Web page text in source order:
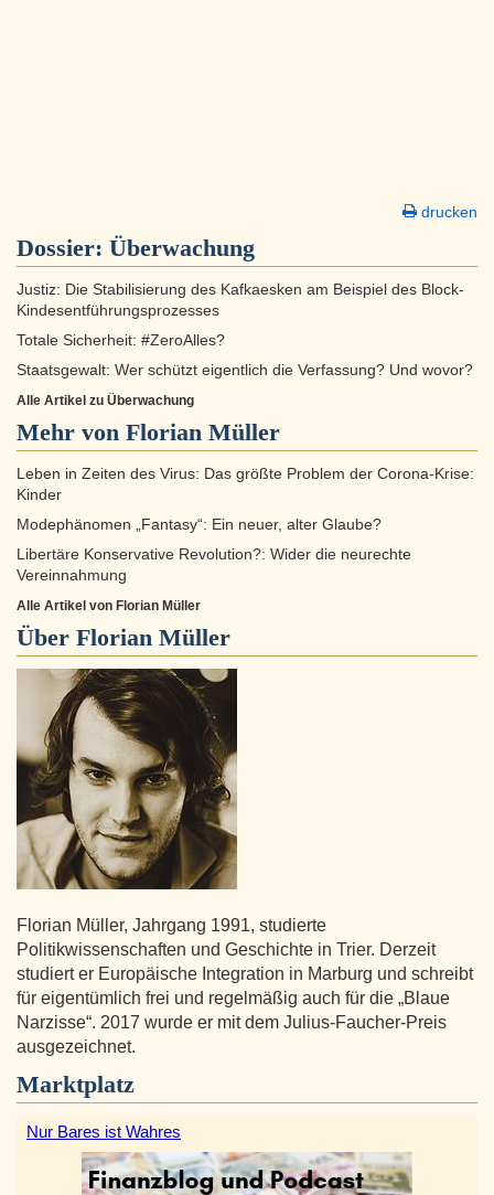
drucken
Dossier: Überwachung
Justiz: Die Stabilisierung des Kafkaesken am Beispiel des Block-
Kindesentführungsprozesses
Totale Sicherheit: #ZeroAlles?
Staatsgewalt: Wer schützt eigentlich die Verfassung? Und wovor?
Alle Artikel zu Überwachung
Mehr von Florian Müller
Leben in Zeiten des Virus: Das größte Problem der Corona-Krise:
Kinder
Modephänomen „Fantasy“: Ein neuer, alter Glaube?
Libertäre Konservative Revolution?: Wider die neurechte
Vereinnahmung
Alle Artikel von Florian Müller
Über Florian Müller
Florian Müller, Jahrgang 1991, studierte
Politikwissenschaften und Geschichte in Trier. Derzeit
studiert er Europäische Integration in Marburg und schreibt
für eigentümlich frei und regelmäßig auch für die „Blaue
Narzisse“. 2017 wurde er mit dem Julius-Faucher-Preis
ausgezeichnet.
Marktplatz
Nur Bares ist Wahres